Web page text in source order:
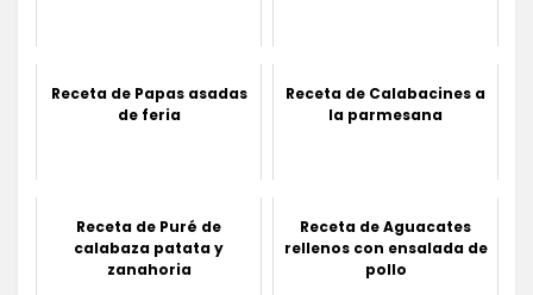
Receta de Papas asadas
de feria
Receta de Calabacines a
la parmesana
Receta de Puré de
calabaza patata y
zanahoria
Receta de Aguacates
rellenos con ensalada de
pollo